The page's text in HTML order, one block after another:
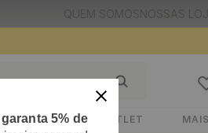
OUTLET
garanta 5% de